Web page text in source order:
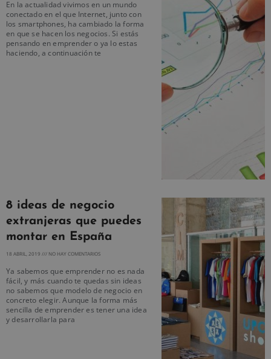
En la actualidad vivimos en un mundo
conectado en el que Internet, junto con
los smartphones, ha cambiado la forma
en que se hacen los negocios. Si estás
pensando en emprender o ya lo estas
haciendo, a continuación te
8 ideas de negocio
extranjeras que puedes
montar en España
18 ABRIL, 2019 NO HAY COMENTARIOS
Ya sabemos que emprender no es nada
fácil, y más cuando te quedas sin ideas
no sabemos que modelo de negocio en
concreto elegir. Aunque la forma más
sencilla de emprender es tener una idea
y desarrollarla para